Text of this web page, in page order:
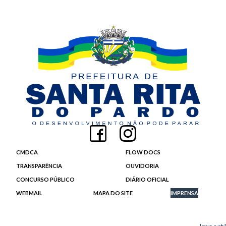
CMDCA FLOW DOCS
TRANSPARÊNCIA OUVIDORIA
CONCURSO PÚBLICO DIÁRIO OFICIAL
WEBMAIL MAPA DO SITE IMPRENSA